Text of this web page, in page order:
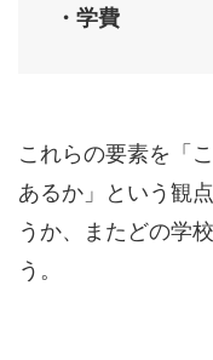
・学費
これらの要素を「
あるか」という観
うか、またどの学
う。